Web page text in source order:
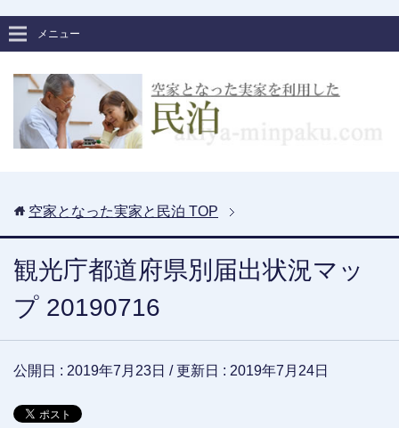
メニュー
空家となった実家と民泊 TOP
観光庁都道府県別届出状況マッ
プ 20190716
公開日 : 2019年7月23日 / 更新日 : 2019年7月24日